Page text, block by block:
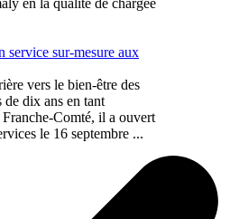
service sur-mesure aux
vers le bien-être des
de dix ans en tant
Comté, il a ouvert
le 16 septembre ...